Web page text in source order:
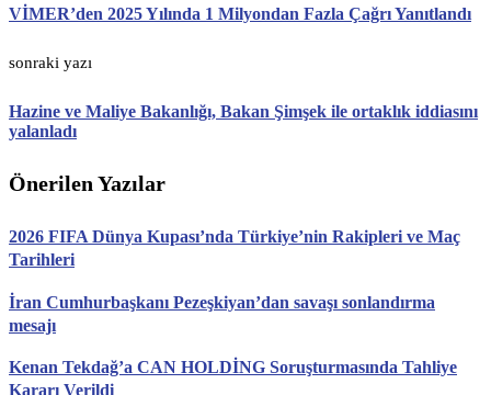
VİMER’den 2025 Yılında 1 Milyondan Fazla Çağrı Yanıtlandı
sonraki yazı
Hazine ve Maliye Bakanlığı, Bakan Şimşek ile ortaklık iddiasını
yalanladı
Önerilen Yazılar
2026 FIFA Dünya Kupası’nda Türkiye’nin Rakipleri ve Maç
Tarihleri
İran Cumhurbaşkanı Pezeşkiyan’dan savaşı sonlandırma
mesajı
Kenan Tekdağ’a CAN HOLDİNG Soruşturmasında Tahliye
Kararı Verildi